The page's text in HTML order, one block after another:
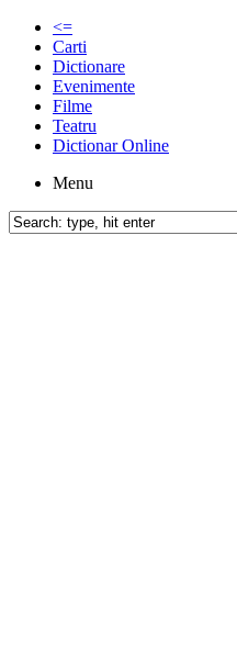
<=
Carti
Dictionare
Evenimente
Filme
Teatru
Dictionar Online
Menu